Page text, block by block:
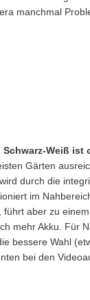
manchmal
Weiß ist
Gärten
wird durch die
im
führt aber zu
mehr Akku. Für
bessere Wahl
bei den